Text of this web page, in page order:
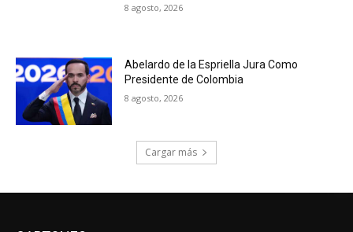
8 agosto, 2026
Abelardo de la Espriella Jura Como
Presidente de Colombia
8 agosto, 2026
Cargar más